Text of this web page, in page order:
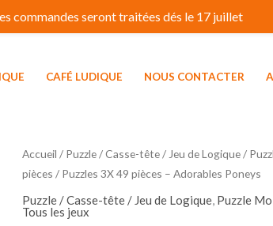
CAFÉ LUDIQUE NOUS CONTACTER
Accueil / Puzzle / Casse-tête / Jeu de Logique/
pièces / Puzzles 3X 49 pièces – Adorables Poneys
Puzzle / Casse-tête / Jeu de Logique, Puzzle
Tous les jeux
quantité
de
Puzzles
3X
commandes seront traitées dés le 17 juillet